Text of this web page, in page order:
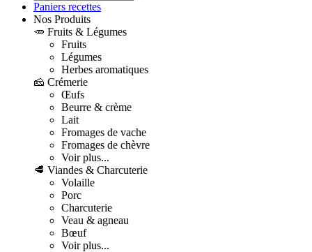
Paniers recettes
Nos Produits
🥕 Fruits & Légumes
Fruits
Légumes
Herbes aromatiques
🧀 Crémerie
Œufs
Beurre & crème
Lait
Fromages de vache
Fromages de chèvre
Voir plus...
🥩 Viandes & Charcuterie
Volaille
Porc
Charcuterie
Veau & agneau
Bœuf
Voir plus...